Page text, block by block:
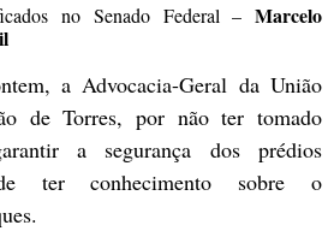
no Senado Federal – Marcelo
a Advocacia-Geral da União
de Torres, por não ter tomado
a segurança dos prédios
ter conhecimento sobre o
ataques.